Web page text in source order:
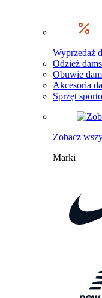
Wyprzedaż
Odzież
Obuwie
Akcesoria
Sprzęt
Zobacz
Marki